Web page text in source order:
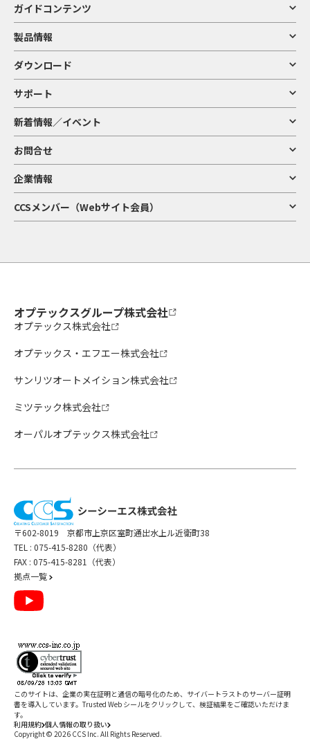
ガイドコンテンツ
製品情報
ダウンロード
サポート
新着情報／イベント
お問合せ
企業情報
CCSメンバー（Webサイト会員）
オプテックスグループ株式会社
オプテックス株式会社
オプテックス・エフエー株式会社
サンリツオートメイション株式会社
ミツテック株式会社
オーパルオプテックス株式会社
〒602-8019 京都市上京区室町通出水上ル近衛町38
TEL : 075-415-8280（代表）
FAX : 075-415-8281（代表）
拠点一覧
利用規約 個人情報の取り扱い
Copyright © 2026 CCS Inc. All Rights Reserved.
このサイトは、企業の実在証明と通信の暗号化のため、サイバートラストのサーバー証明
書を導入しています。Trusted Web シールをクリックして、検証結果をご確認いただけま
す。